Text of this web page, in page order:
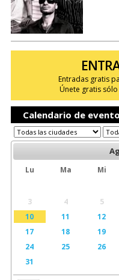
Entradas gratis
Únete gratis
Calendario de
Lu Ma Mi
3
4 5
10
11 12
17
18 19
24
25 26
31